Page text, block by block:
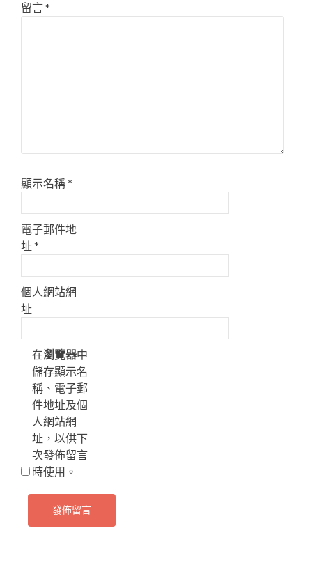
留言*
顯示名稱*
電子郵件地
址*
個人網站網
址
在瀏覽器中
儲存顯示名
稱、電子郵
件地址及個
人網站網
址，以供下
次發佈留言
時使用。